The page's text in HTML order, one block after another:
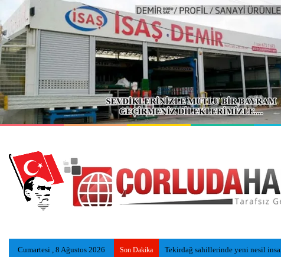
Cumartesi , 8 Ağustos 2026 Son Dakika Tekirdağ sahillerinde yeni nesil